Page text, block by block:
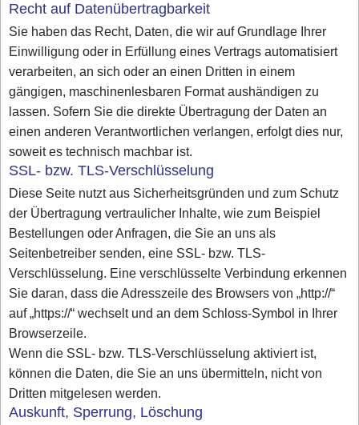
Recht auf Datenübertragbarkeit
Sie haben das Recht, Daten, die wir auf Grundlage Ihrer
Einwilligung oder in Erfüllung eines Vertrags automatisiert
verarbeiten, an sich oder an einen Dritten in einem
gängigen, maschinenlesbaren Format aushändigen zu
lassen. Sofern Sie die direkte Übertragung der Daten an
einen anderen Verantwortlichen verlangen, erfolgt dies nur,
soweit es technisch machbar ist.
SSL- bzw. TLS-Verschlüsselung
Diese Seite nutzt aus Sicherheitsgründen und zum Schutz
der Übertragung vertraulicher Inhalte, wie zum Beispiel
Bestellungen oder Anfragen, die Sie an uns als
Seitenbetreiber senden, eine SSL- bzw. TLS-
Verschlüsselung. Eine verschlüsselte Verbindung erkennen
Sie daran, dass die Adresszeile des Browsers von „http://“
auf „https://“ wechselt und an dem Schloss-Symbol in Ihrer
Browserzeile.
Wenn die SSL- bzw. TLS-Verschlüsselung aktiviert ist,
können die Daten, die Sie an uns übermitteln, nicht von
Dritten mitgelesen werden.
Auskunft, Sperrung, Löschung